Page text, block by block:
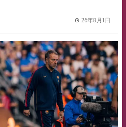
26年8月1日
FCB Barcelona badge